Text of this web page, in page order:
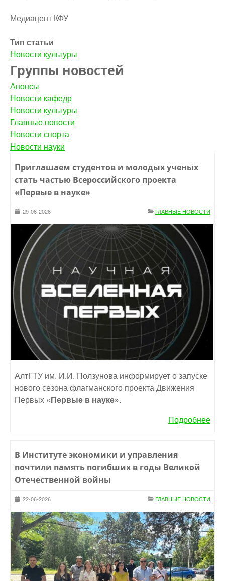
Медиацент КФУ
Тип статьи
Новости культуры
Группы новостей
Анонсы
Новости кафедр
Новости культуры
Главные новости
Новости спорта
Новости науки
Приглашаем студентов и молодых ученых
стать частью Всероссийского проекта
«Первые в науке»
29-06-2026 ГЛАВНЫЕ НОВОСТИ
АлтГТУ им. И.И. Ползунова информирует о запуске
нового сезона флагманского проекта Движения
Первых «Первые в науке».
Подробнее
В Институте экономики и управления
почтили память погибших в годы Великой
Отечественной войны
22-06-2026 ГЛАВНЫЕ НОВОСТИ